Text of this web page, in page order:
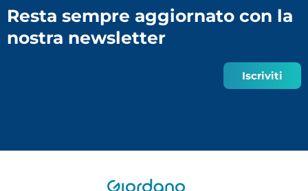
Resta sempre aggiornato con la
nostra newsletter
Iscriviti